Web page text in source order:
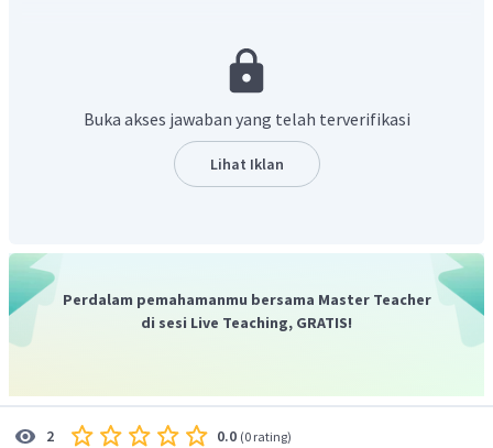
mentah akan memberi arti bila dianalisis dan ditafsirkan.
Dalam rangka analisis dan interpretasi data, perlu
Buka akses jawaban yang telah terverifikasi
Lihat Iklan
Perdalam pemahamanmu bersama Master Teacher
di sesi Live Teaching, GRATIS!
2 0.0 (0 rating)